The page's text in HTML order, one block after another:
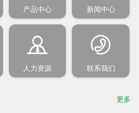
产品中心 新闻中心
人力资源 联系我们
更多